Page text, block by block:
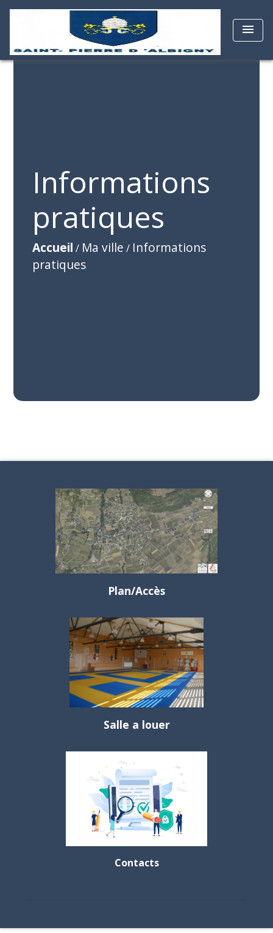
menu
Informations
pratiques
Accueil / Ma ville / Informations
pratiques
Plan/Accès
Salle a louer
Contacts